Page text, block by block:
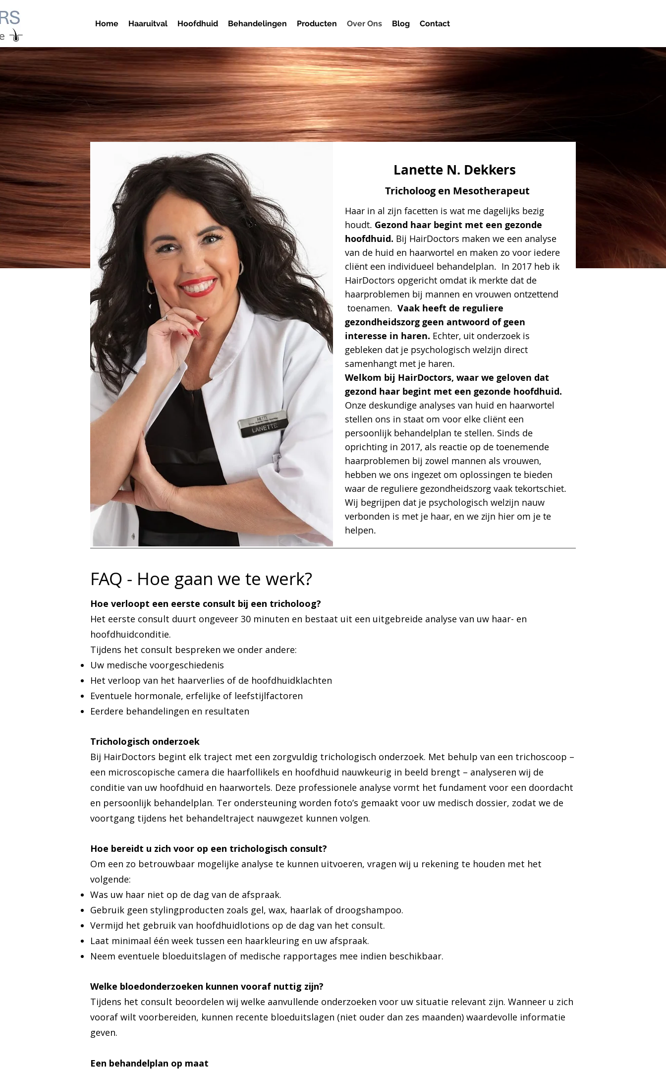
Home Haaruitval Hoofdhuid Behandelingen Producten Over Ons Blog Contact
Lanette N. Dekkers
Tricholoog en Mesotherapeut
Haar in al zijn facetten is wat me dagelijks bezig
houdt. Gezond haar begint met een gezonde
hoofdhuid. Bij HairDoctors maken we een analyse
van de huid en haarwortel en maken zo voor iedere
cliënt een individueel behandelplan. In 2017 heb ik
HairDoctors opgericht omdat ik merkte dat de
haarproblemen bij mannen en vrouwen ontzettend
toenamen. Vaak heeft de reguliere
gezondheidszorg geen antwoord of geen
interesse in haren. Echter, uit onderzoek is
gebleken dat je psychologisch welzijn direct
samenhangt met je haren.
Welkom bij HairDoctors, waar we geloven dat
gezond haar begint met een gezonde hoofdhuid.
Onze deskundige analyses van huid en haarwortel
stellen ons in staat om voor elke cliënt een
persoonlijk behandelplan te stellen. Sinds de
oprichting in 2017, als reactie op de toenemende
haarproblemen bij zowel mannen als vrouwen,
hebben we ons ingezet om oplossingen te bieden
waar de reguliere gezondheidszorg vaak tekortschiet.
Wij begrijpen dat je psychologisch welzijn nauw
verbonden is met je haar, en we zijn hier om je te
helpen.
FAQ - Hoe gaan we te werk?
Hoe verloopt een eerste consult bij een tricholoog?
Het eerste consult duurt ongeveer 30 minuten en bestaat uit een uitgebreide analyse van uw haar- en
hoofdhuidconditie.
Tijdens het consult bespreken we onder andere:
Uw medische voorgeschiedenis
Het verloop van het haarverlies of de hoofdhuidklachten
Eventuele hormonale, erfelijke of leefstijlfactoren
Eerdere behandelingen en resultaten
Trichologisch onderzoek
Bij HairDoctors begint elk traject met een zorgvuldig trichologisch onderzoek. Met behulp van een trichoscoop –
een microscopische camera die haarfollikels en hoofdhuid nauwkeurig in beeld brengt – analyseren wij de
conditie van uw hoofdhuid en haarwortels. Deze professionele analyse vormt het fundament voor een doordacht
en persoonlijk behandelplan. Ter ondersteuning worden foto’s gemaakt voor uw medisch dossier, zodat we de
voortgang tijdens het behandeltraject nauwgezet kunnen volgen.
Hoe bereidt u zich voor op een trichologisch consult?
Om een zo betrouwbaar mogelijke analyse te kunnen uitvoeren, vragen wij u rekening te houden met het
volgende:
Was uw haar niet op de dag van de afspraak.
Gebruik geen stylingproducten zoals gel, wax, haarlak of droogshampoo.
Vermijd het gebruik van hoofdhuidlotions op de dag van het consult.
Laat minimaal één week tussen een haarkleuring en uw afspraak.
Neem eventuele bloeduitslagen of medische rapportages mee indien beschikbaar.
Welke bloedonderzoeken kunnen vooraf nuttig zijn?
Tijdens het consult beoordelen wij welke aanvullende onderzoeken voor uw situatie relevant zijn. Wanneer u zich
vooraf wilt voorbereiden, kunnen recente bloeduitslagen (niet ouder dan zes maanden) waardevolle informatie
geven.
Een behandelplan op maat